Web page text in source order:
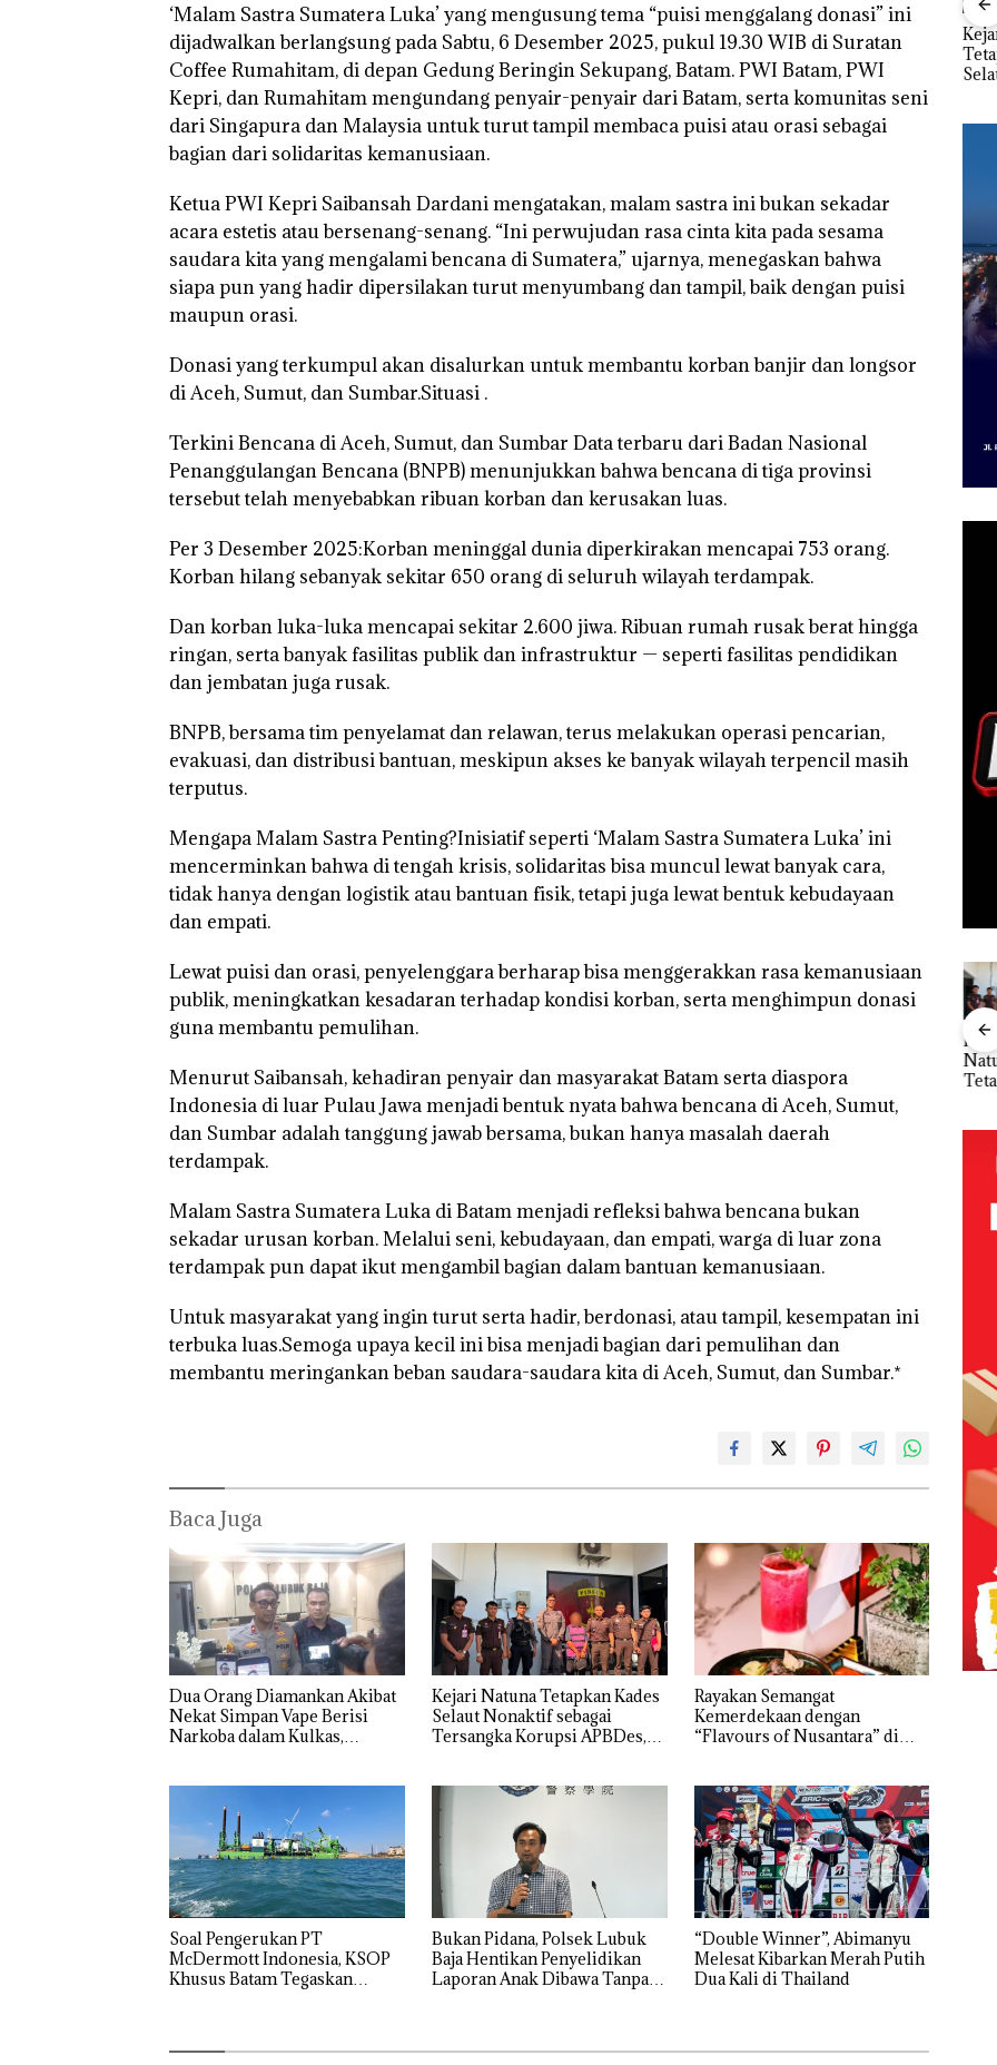
‘Malam Sastra Sumatera Luka’ yang mengusung tema “puisi menggalang donasi” ini
dijadwalkan berlangsung pada Sabtu, 6 Desember 2025, pukul 19.30 WIB di Suratan
Coffee Rumahitam, di depan Gedung Beringin Sekupang, Batam. PWI Batam, PWI
Kepri, dan Rumahitam mengundang penyair-penyair dari Batam, serta komunitas seni
dari Singapura dan Malaysia untuk turut tampil membaca puisi atau orasi sebagai
bagian dari solidaritas kemanusiaan.
Ketua PWI Kepri Saibansah Dardani mengatakan, malam sastra ini bukan sekadar
acara estetis atau bersenang-senang. “Ini perwujudan rasa cinta kita pada sesama
saudara kita yang mengalami bencana di Sumatera,” ujarnya, menegaskan bahwa
siapa pun yang hadir dipersilakan turut menyumbang dan tampil, baik dengan puisi
maupun orasi.
Donasi yang terkumpul akan disalurkan untuk membantu korban banjir dan longsor
di Aceh, Sumut, dan Sumbar.Situasi .
Terkini Bencana di Aceh, Sumut, dan Sumbar Data terbaru dari Badan Nasional
Penanggulangan Bencana (BNPB) menunjukkan bahwa bencana di tiga provinsi
tersebut telah menyebabkan ribuan korban dan kerusakan luas.
Per 3 Desember 2025:Korban meninggal dunia diperkirakan mencapai 753 orang.
Korban hilang sebanyak sekitar 650 orang di seluruh wilayah terdampak.
Dan korban luka-luka mencapai sekitar 2.600 jiwa. Ribuan rumah rusak berat hingga
ringan, serta banyak fasilitas publik dan infrastruktur — seperti fasilitas pendidikan
dan jembatan juga rusak.
BNPB, bersama tim penyelamat dan relawan, terus melakukan operasi pencarian,
evakuasi, dan distribusi bantuan, meskipun akses ke banyak wilayah terpencil masih
terputus.
Mengapa Malam Sastra Penting?Inisiatif seperti ‘Malam Sastra Sumatera Luka’ ini
mencerminkan bahwa di tengah krisis, solidaritas bisa muncul lewat banyak cara,
tidak hanya dengan logistik atau bantuan fisik, tetapi juga lewat bentuk kebudayaan
dan empati.
Lewat puisi dan orasi, penyelenggara berharap bisa menggerakkan rasa kemanusiaan
publik, meningkatkan kesadaran terhadap kondisi korban, serta menghimpun donasi
guna membantu pemulihan.
Menurut Saibansah, kehadiran penyair dan masyarakat Batam serta diaspora
Indonesia di luar Pulau Jawa menjadi bentuk nyata bahwa bencana di Aceh, Sumut,
dan Sumbar adalah tanggung jawab bersama, bukan hanya masalah daerah
terdampak.
Malam Sastra Sumatera Luka di Batam menjadi refleksi bahwa bencana bukan
sekadar urusan korban. Melalui seni, kebudayaan, dan empati, warga di luar zona
terdampak pun dapat ikut mengambil bagian dalam bantuan kemanusiaan.
Untuk masyarakat yang ingin turut serta hadir, berdonasi, atau tampil, kesempatan ini
terbuka luas.Semoga upaya kecil ini bisa menjadi bagian dari pemulihan dan
membantu meringankan beban saudara-saudara kita di Aceh, Sumut, dan Sumbar.*
Baca Juga
Dua Orang Diamankan Akibat
Nekat Simpan Vape Berisi
Narkoba dalam Kulkas,
Kejari Natuna Tetapkan Kades
Selaut Nonaktif sebagai
Tersangka Korupsi APBDes,
Rayakan Semangat
Kemerdekaan dengan
“Flavours of Nusantara” di
‎Soal Pengerukan PT
McDermott Indonesia, KSOP
Khusus Batam Tegaskan
Bukan Pidana, Polsek Lubuk
Baja Hentikan Penyelidikan
Laporan Anak Dibawa Tanpa
“Double Winner”, Abimanyu
Melesat Kibarkan Merah Putih
Dua Kali di Thailand
Bukan Pidana, Polsek
Lubuk Baja Hentikan
Penyelidikan Laporan
Anak Dibawa Tanpa
Izin: Murni Sengketa
Hak Asuh!
“Double Winner”,
Abimanyu Melesat
Kibarkan Merah Putih
Dua Kali di Thailand
Dua Orang
Diamankan Akibat
Nekat Simpan Vape
Berisi Narkoba dalam
Kulkas, Kapolsek:
Diedarkan dengan
Kejari
Tetapkan
Kades Selaut
Nonaktif
sebagai
Tersangka
APBDes,
Negara Rugi
Rp533 Juta
Rayakan
Kemerdekaa
n dengan
“Flavours of
Nusantara”
Batam
Centre
PT
McDermott
Indonesia,
KSOP
Tegaskan
Perizinan
Ada di BP
Batam
Polsek
Lubuk Baja
Hentikan
Penyelidikan
Tanpa Izin:
Murni
Sengketa
Hak Asuh!
Abimanyu
Melesat
Kibarkan
Merah Putih
Akibat Nekat
Simpan Vape
Diedarkan
dengan